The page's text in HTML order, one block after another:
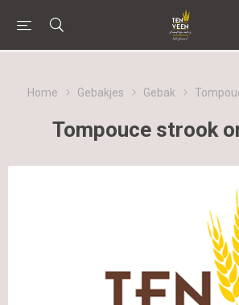
Home Gebakjes Gebak
Tompouce strook